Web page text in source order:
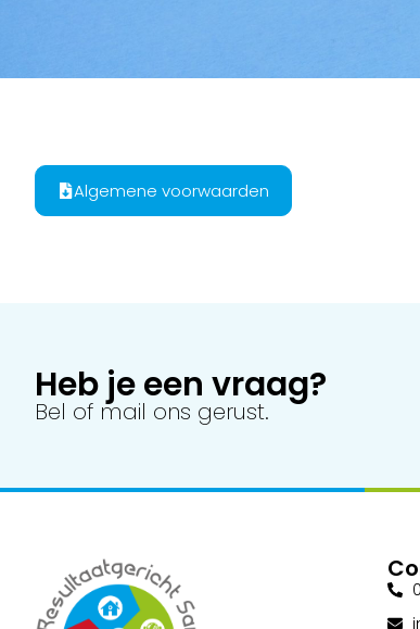
Algemene voorwaarden
Heb je een vraag?
Bel of mail ons gerust.